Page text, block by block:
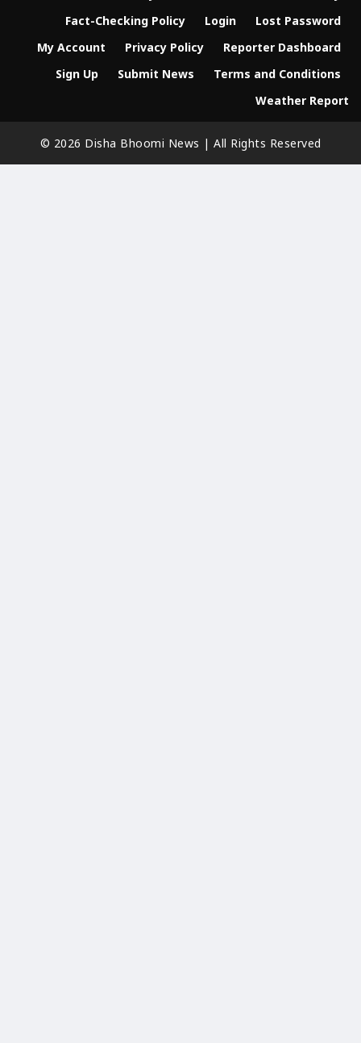
Fact-Checking Policy
Login
Lost Password
My Account
Privacy Policy
Reporter Dashboard
Sign Up
Submit News
Terms and Conditions
Weather Report